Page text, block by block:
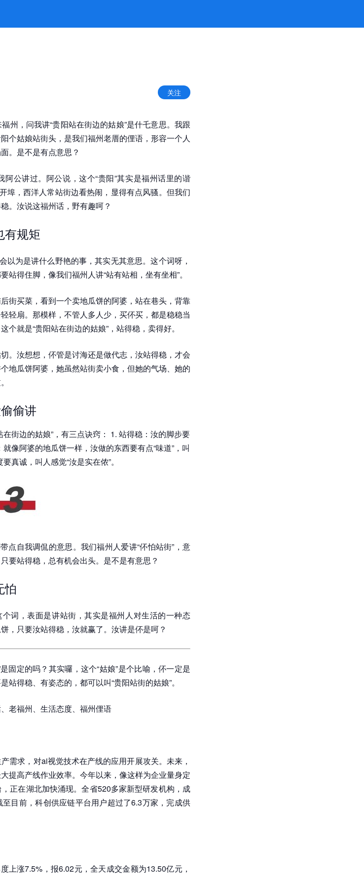
官网
关注
州，问我讲“贵阳站在街边的姑娘”是什乇意思。我跟
个姑娘站街头，是我们福州老厝的俚语，形容一个人
。是不是有点意思？
公讲过。阿公说，这个“贵阳”其实是福州话里的谐
埠，西洋人常站街边看热闹，显得有点风骚。但我们
。汝说这福州话，野有趣呵？
有规矩
以为是讲什么野艳的事，其实无其意思。这个词呀，
得住脚，像我们福州人讲“站有站相，坐有坐相”。
街买菜，看到一个卖地瓜饼的阿婆，站在巷头，背靠
轻扇。那模样，不管人多人少，买伓买，都是稳稳当
个就是“贵阳站在街边的姑娘”，站得稳，卖得好。
。汝想想，伓管是讨海还是做代志，汝站得稳，才会
地瓜饼阿婆，她虽然站街卖小食，但她的气场、她的
偷讲
街边的姑娘”，有三点诀窍： 1. 站得稳：汝的脚步要
像阿婆的地瓜饼一样，汝做的东西要有点“味道”，叫
真诚，叫人感觉“汝是实在侬”。
点自我调侃的意思。我们福州人爱讲“伓怕站街”，意
要站得稳，总有机会出头。是不是有意思？
怕
个词，表面是讲站街，其实是福州人对生活的一种态
，只要汝站得稳，汝就赢了。汝讲是伓是呵？
固定的吗？其实囉，这个“姑娘”是个比喻，伓一定是
得稳、有姿态的，都可以叫“贵阳站街的姑娘”。
老福州、生活态度、福州俚语
需求，对ai视觉技术在产线的应用开展攻关。未来，
提高产线作业效率。今年以来，像这样为企业量身定
正在湖北加快涌现。全省520多家新型研发机构，成
目前，科创供应链平台用户超过了6.3万家，完成供
上涨7.5%，报6.02元，全天成交金额为13.50亿元，